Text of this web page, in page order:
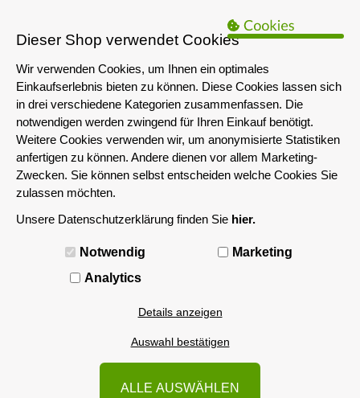
Das servershop-bayern.de Angebot richtet sich nur an
Unternehmen i.S.d. § 14 BGB sowie die öffentliche Hand. Ein Verkauf
an Privatpersonen ist nicht möglich.
MENÜ
Dieser Shop verwendet Cookies
Wir verwenden Cookies, um Ihnen ein optimales
Einkaufserlebnis bieten zu können. Diese Cookies lassen sich
in drei verschiedene Kategorien zusammenfassen. Die
notwendigen werden zwingend für Ihren Einkauf benötigt.
Weitere Cookies verwenden wir, um anonymisierte Statistiken
anfertigen zu können. Andere dienen vor allem Marketing-
Zwecken. Sie können selbst entscheiden welche Cookies Sie
zulassen möchten.
Unsere Datenschutzerklärung finden Sie hier.
Notwendig
Marketing
Analytics
Details anzeigen
Auswahl bestätigen
ALLE AUSWÄHLEN